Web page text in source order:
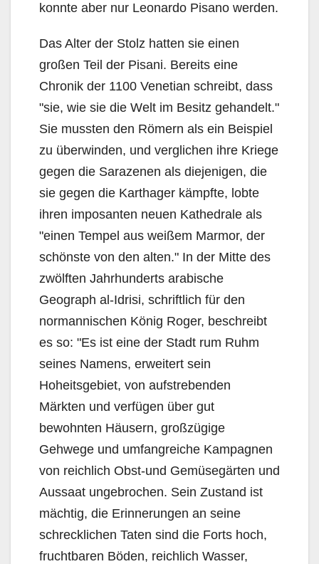
konnte aber nur Leonardo Pisano werden.
Das Alter der Stolz hatten sie einen
großen Teil der Pisani. Bereits eine
Chronik der 1100 Venetian schreibt, dass
"sie, wie sie die Welt im Besitz gehandelt."
Sie mussten den Römern als ein Beispiel
zu überwinden, und verglichen ihre Kriege
gegen die Sarazenen als diejenigen, die
sie gegen die Karthager kämpfte, lobte
ihren imposanten neuen Kathedrale als
"einen Tempel aus weißem Marmor, der
schönste von den alten." In der Mitte des
zwölften Jahrhunderts arabische
Geograph al-Idrisi, schriftlich für den
normannischen König Roger, beschreibt
es so: "Es ist eine der Stadt rum Ruhm
seines Namens, erweitert sein
Hoheitsgebiet, von aufstrebenden
Märkten und verfügen über gut
bewohnten Häusern, großzügige
Gehwege und umfangreiche Kampagnen
von reichlich Obst-und Gemüsegärten und
Aussaat ungebrochen. Sein Zustand ist
mächtig, die Erinnerungen an seine
schrecklichen Taten sind die Forts hoch,
fruchtbaren Böden, reichlich Wasser,